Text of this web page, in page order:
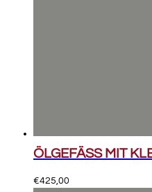
ÖLGEFÄSS MIT
€425,00